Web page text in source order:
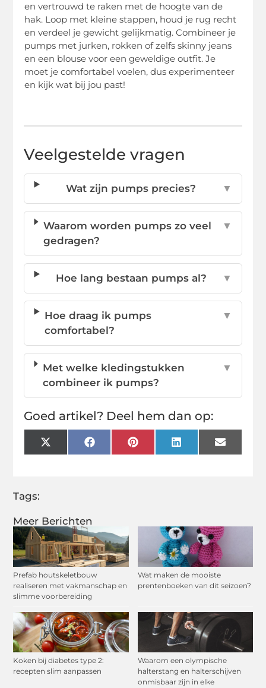
Meer Berichten
Prefab houtskeletbouw
realiseren met vakmanschap en
slimme voorbereiding
Wat maken de mooiste
prentenboeken van dit seizoen?
Koken bij diabetes type 2:
recepten slim aanpassen
Waarom een olympische
halterstang en halterschijven
onmisbaar zijn in elke
en vertrouwd te raken met de hoogte van de
hak. Loop met kleine stappen, houd je rug recht
en verdeel je gewicht gelijkmatig. Combineer je
pumps met jurken, rokken of zelfs skinny jeans
en een blouse voor een geweldige outfit. Je
moet je comfortabel voelen, dus experimenteer
en kijk wat bij jou past!
Veelgestelde vragen
Wat zijn pumps precies? ▼
Waarom worden pumps zo veel
gedragen?
▼
Hoe lang bestaan pumps al? ▼
Hoe draag ik pumps
comfortabel?
▼
Met welke kledingstukken
combineer ik pumps?
▼
Goed artikel? Deel hem dan op:
X
(Twitter)
FacebookPinterestLinkedInEmail
Tags: